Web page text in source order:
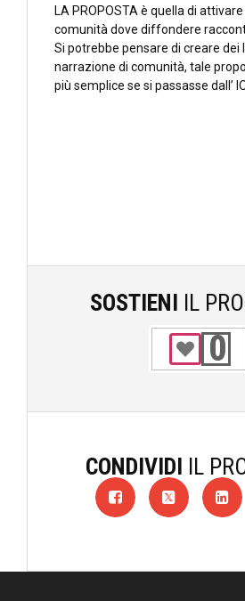
LA PROPOSTA è quella di
comunità dove diffondere
Si potrebbe pensare di creare dei
narrazione di comunità, tale
più semplice se si passasse dall’ IO
SOSTIENI IL
0
CONDIVIDI IL